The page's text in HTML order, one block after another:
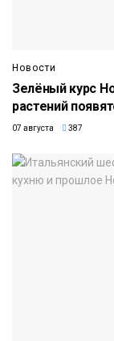
Новости
Зелёный курс
растений
07 августа 387